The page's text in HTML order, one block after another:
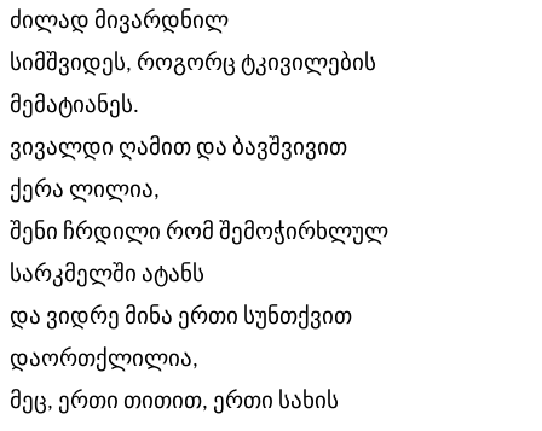
ძილად მივარდნილ
სიმშვიდეს, როგორც ტკივილების
მემატიანეს.
ვივალდი ღამით და ბავშვივით
ქერა ლილია,
შენი ჩრდილი რომ შემოჭირხლულ
სარკმელში ატანს
და ვიდრე მინა ერთი სუნთქვით
დაორთქლილია,
მეც, ერთი თითით, ერთი სახის